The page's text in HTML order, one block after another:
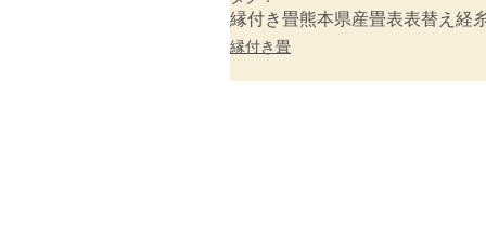
縁付き畳熊本県産畳表表替え経
縁付き畳